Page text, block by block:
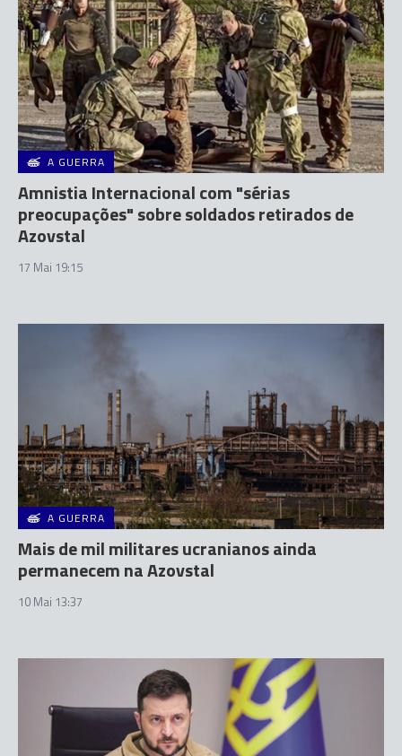
A GUERRA
Amnistia Internacional com "sérias
preocupações" sobre soldados retirados de
Azovstal
17 Mai 19:15
A GUERRA
Mais de mil militares ucranianos ainda
permanecem na Azovstal
10 Mai 13:37